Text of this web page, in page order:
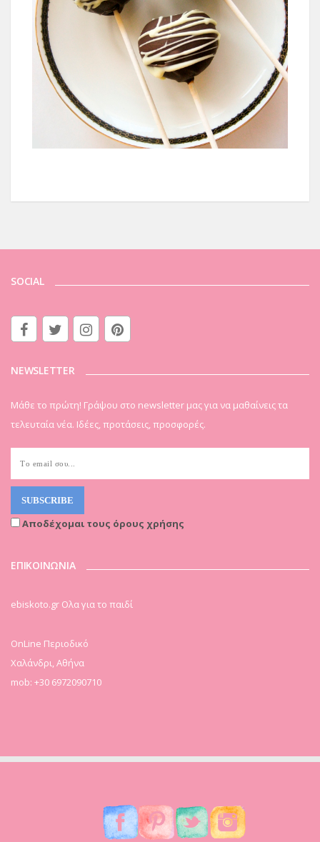
SOCIAL
NEWSLETTER
Μάθε το πρώτη! Γράψου στο newsletter μας για να μαθαίνεις τα
τελευταία νέα. Ιδέες, προτάσεις, προσφορές.
Αποδέχομαι τους όρους χρήσης
ΕΠΙΚΟΙΝΩΝΙΑ
ebiskoto.gr Ολα για το παιδί
OnLine Περιοδικό
Χαλάνδρι, Αθήνα
mob: +30 6972090710